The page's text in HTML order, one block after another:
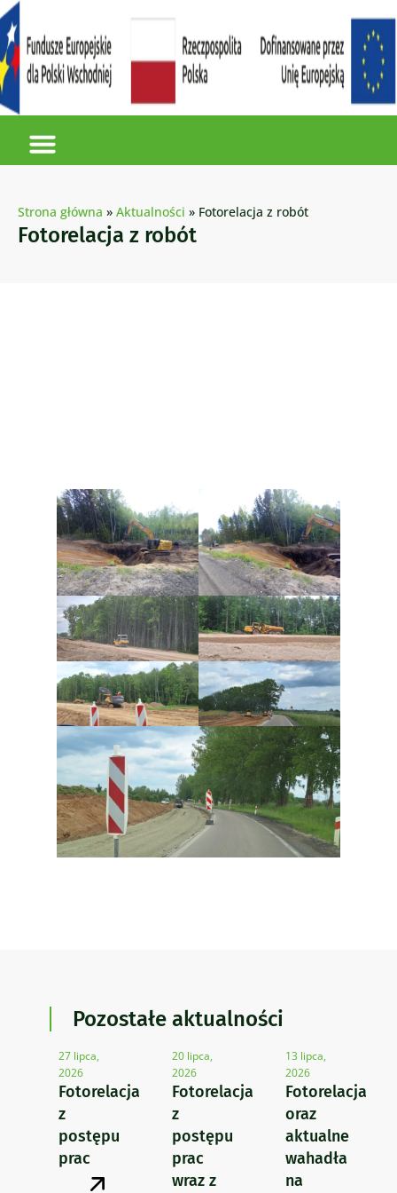
Strona główna » Aktualności » Fotorelacja z robót
Fotorelacja z robót
Pozostałe aktualności
27 lipca,
2026
Fotorelacja
z
postępu
prac
20 lipca,
2026
Fotorelacja
z
postępu
prac
wraz z
13 lipca,
2026
Fotorelacja
oraz
aktualne
wahadła
na